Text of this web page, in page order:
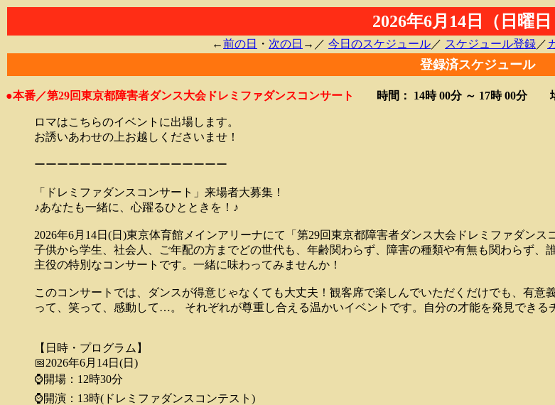
2026年6月14日（日曜
←前の日 ・ 次の日 →／ 今日のスケジュール ／ スケジュール登録 ／
登録済スケジュール
●本番／第29回東京都障害者ダンス大会ドレミファダンスコンサート 時間： 14時 00分 ～ 17時 00分
ロマはこちらのイベントに出場します。
お誘いあわせの上お越しくださいませ！
ーーーーーーーーーーーーーーーーー
「ドレミファダンスコンサート」来場者大募集！
♪あなたも一緒に、心躍るひとときを！♪
2026年6月14日(日)東京体育館メインアリーナにて「第29回東京都障害者ダンス大会ドレミファダンス
子供から学生、社会人、ご年配の方までどの世代も、年齢関わらず、障害の種類や有無も関わらず
主役の特別なコンサートです。一緒に味わってみませんか！
このコンサートでは、ダンスが得意じゃなくても大丈夫！観客席で楽しんでいただくだけでも、有
って、笑って、感動して…。 それぞれが尊重し合える温かいイベントです。自分の才能を発見できる
【日時・プログラム】
📅2026年6月14日(日)
⌚開場：12時30分
⌚開演：13時(ドレミファダンスコンテスト)